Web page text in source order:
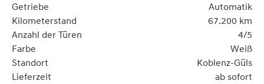
Getriebe
Automatik
Kilometerstand
67.200 km
Anzahl der Türen
4/5
Farbe
Weiß
Standort
Koblenz-Güls
Lieferzeit
ab sofort